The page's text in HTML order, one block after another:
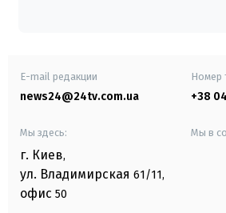
E-mail редакции
news24@24tv.com.ua
Номер
+38
Мы здесь:
г. Киев,
ул. Владимирская 61/11,
офис 50
Мы в